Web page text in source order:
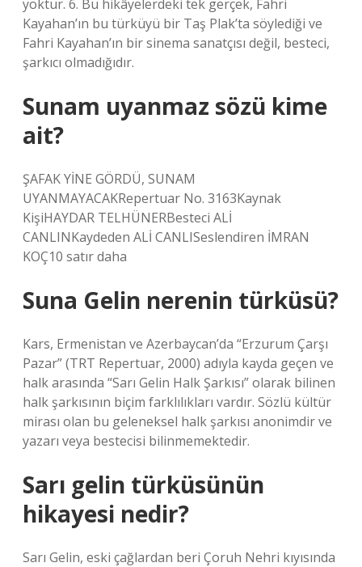
yoktur. 6. Bu hikâyelerdeki tek gerçek, Fahri
Kayahan’ın bu türküyü bir Taş Plak’ta söylediği ve
Fahri Kayahan’ın bir sinema sanatçısı değil, besteci,
şarkıcı olmadığıdır.
Sunam uyanmaz sözü kime
ait?
ŞAFAK YİNE GÖRDÜ, SUNAM
UYANMAYACAKRepertuar No. 3163Kaynak
KişiHAYDAR TELHÜNERBesteci ALİ
CANLINKaydeden ALİ CANLISeslendiren İMRAN
KOÇ10 satır daha
Suna Gelin nerenin türküsü?
Kars, Ermenistan ve Azerbaycan’da “Erzurum Çarşı
Pazar” (TRT Repertuar, 2000) adıyla kayda geçen ve
halk arasında “Sarı Gelin Halk Şarkısı” olarak bilinen
halk şarkısının biçim farklılıkları vardır. Sözlü kültür
mirası olan bu geleneksel halk şarkısı anonimdir ve
yazarı veya bestecisi bilinmemektedir.
Sarı gelin türküsünün
hikayesi nedir?
Sarı Gelin, eski çağlardan beri Çoruh Nehri kıyısında